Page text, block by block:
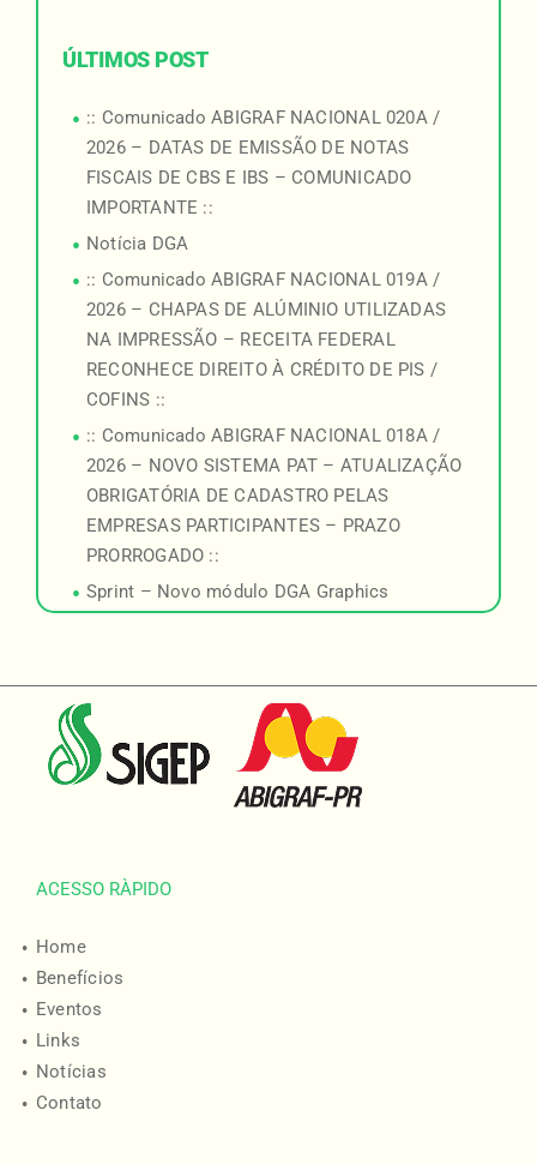
ÚLTIMOS POST
:: Comunicado ABIGRAF NACIONAL 020A /
2026 – DATAS DE EMISSÃO DE NOTAS
FISCAIS DE CBS E IBS – COMUNICADO
IMPORTANTE ::
Notícia DGA
:: Comunicado ABIGRAF NACIONAL 019A /
2026 – CHAPAS DE ALÚMINIO UTILIZADAS
NA IMPRESSÃO – RECEITA FEDERAL
RECONHECE DIREITO À CRÉDITO DE PIS /
COFINS ::
:: Comunicado ABIGRAF NACIONAL 018A /
2026 – NOVO SISTEMA PAT – ATUALIZAÇÃO
OBRIGATÓRIA DE CADASTRO PELAS
EMPRESAS PARTICIPANTES – PRAZO
PRORROGADO ::
Sprint – Novo módulo DGA Graphics
ACESSO RÀPIDO
Home
Benefícios
Eventos
Links
Notícias
Contato